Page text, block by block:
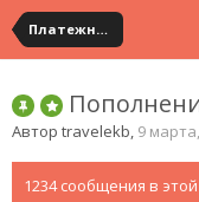
Платежная система ALIPAY и оплата банковскими картами
Автор travelekb, 9
1234 сообщения в